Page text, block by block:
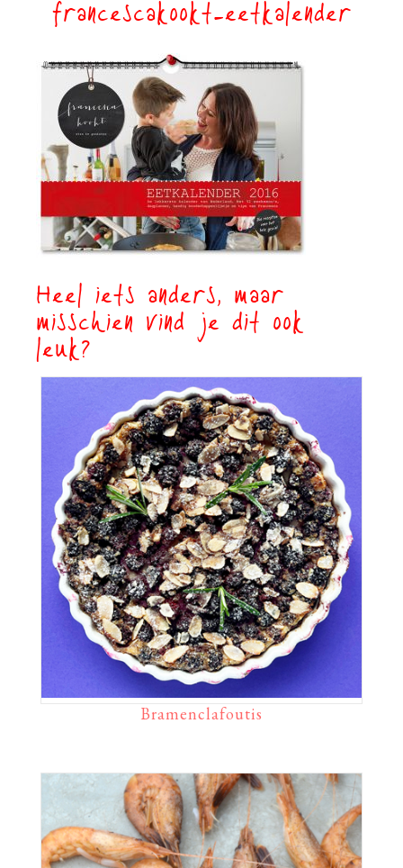
francescakookt-eetkalender
Heel iets anders, maar
misschien vind je dit ook
leuk?
Bramenclafoutis